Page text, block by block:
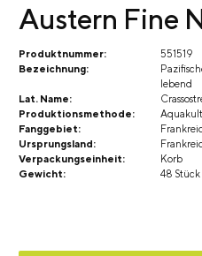
Austern Fine
Produktnummer:
551519
Bezeichnung:
lebend
Lat. Name:
Produktionsmethode:
Fanggebiet:
Ursprungsland:
Verpackungseinheit:
Korb
Gewicht:
48